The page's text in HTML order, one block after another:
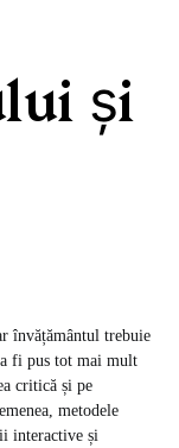
și
învățământul trebuie
fi pus tot mai mult
critică și pe
metodele
interactive și